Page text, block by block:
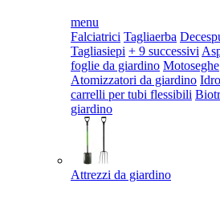
menu
Falciatrici Tagliaerba
Tagliasiepi + 9 successivi
foglie da giardino Motoseghe
Atomizzatori da giardino
carrelli per tubi flessibili
giardino
Attrezzi da giardino